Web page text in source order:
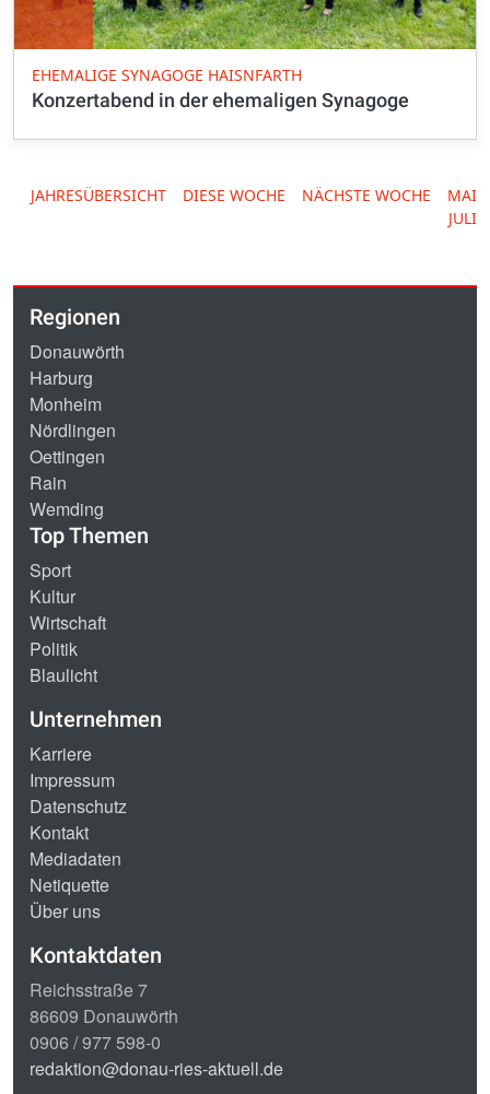
EHEMALIGE SYNAGOGE HAISNFARTH
Konzertabend in der ehemaligen Synagoge
JAHRESÜBERSICHT DIESE WOCHE NÄCHSTE WOCHE
MAI
JULI
Regionen
Donauwörth
Harburg
Monheim
Nördlingen
Oettingen
Rain
Wemding
Top Themen
Sport
Kultur
Wirtschaft
Politik
Blaulicht
Unternehmen
Karriere
Impressum
Datenschutz
Kontakt
Mediadaten
Netiquette
Über uns
Kontaktdaten
Reichsstraße 7
86609 Donauwörth
0906 / 977 598-0
redaktion@donau-ries-aktuell.de